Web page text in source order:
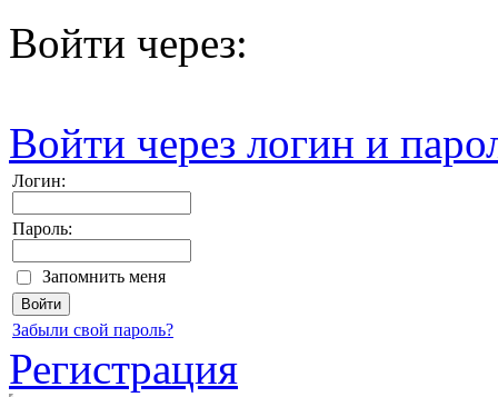
Войти через:
Войти через логин и
Логин:
Пароль:
Запомнить меня
Забыли свой пароль?
Регистрация